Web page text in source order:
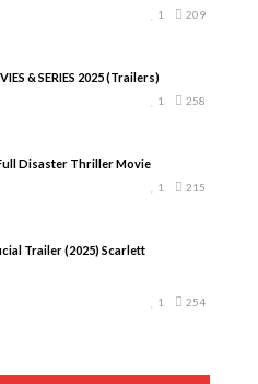
209
1
& SERIES 2025 (Trailers)
258
1
Disaster Thriller Movie
215
1
Trailer (2025) Scarlett
254
1